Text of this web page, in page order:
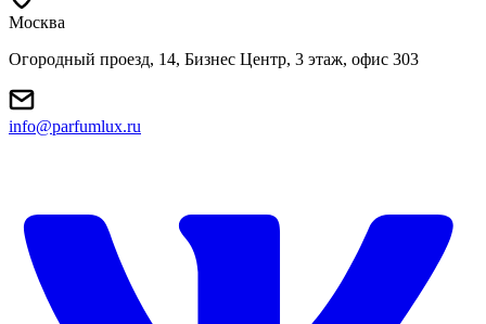
Москва
Огородный проезд, 14, Бизнес Центр, 3 этаж, офис 303
info@parfumlux.ru